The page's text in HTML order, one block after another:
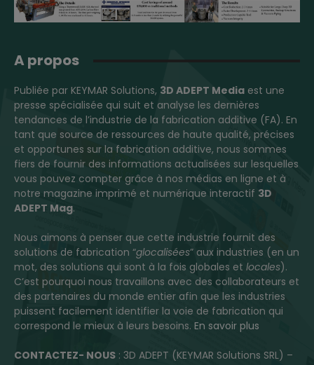
A propos
Publiée par KEYMAR Solutions, 3D ADEPT Media est une
presse spécialisée qui suit et analyse les dernières
tendances de l’industrie de la fabrication additive (FA). En
tant que source de ressources de haute qualité, précises
et opportunes sur la fabrication additive, nous sommes
fiers de fournir des informations actualisées sur lesquelles
vous pouvez compter grâce à nos médias en ligne et à
notre magazine imprimé et numérique interactif 3D
ADEPT Mag.
Nous aimons à penser que cette industrie fournit des
solutions de fabrication “glocalisées” aux industries (en un
mot, des solutions qui sont à la fois globales et locales).
C’est pourquoi nous travaillons avec des collaborateurs et
des partenaires du monde entier afin que les industries
puissent facilement identifier la voie de fabrication qui
correspond le mieux à leurs besoins. En savoir plus
CONTACTEZ- NOUS : 3D ADEPT (KEYMAR Solutions SRL) –